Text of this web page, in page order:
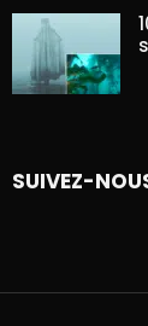
SUIVEZ-